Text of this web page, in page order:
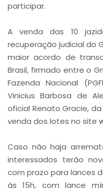
participar.
A venda das 10
recuperação judicial do
maior acordo de
Brasil, firmado entre o
Fazenda Nacional
Vinicius Barbosa de
oficial Renato Gracie,
venda dos lotes no site
Caso não haja
interessados terão
com prazo para lances
às 15h, com lance